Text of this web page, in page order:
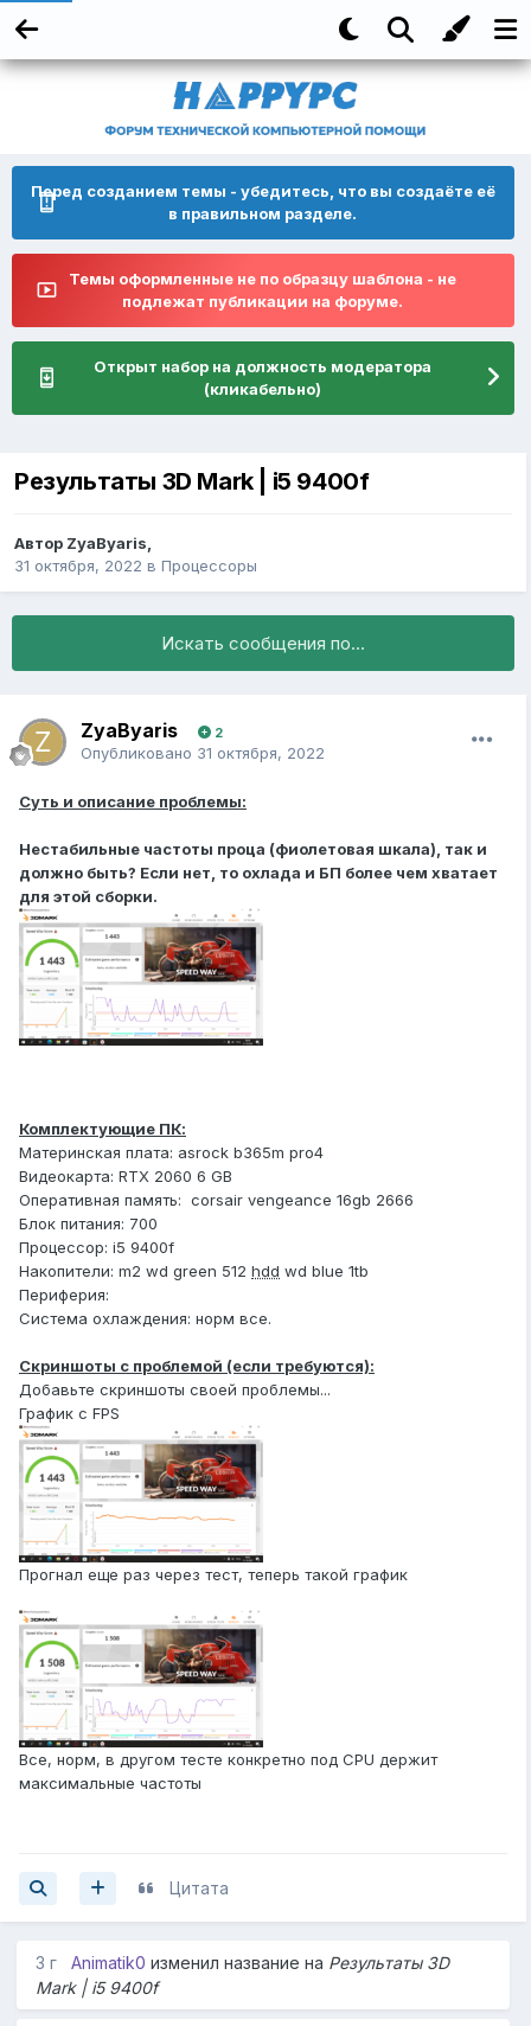
Перед созданием темы - убедитесь, что вы создаёте её
в правильном разделе.
Темы оформленные не по образцу шаблона - не
подлежат публикации на форуме.
Открыт набор на должность модератора
(кликабельно)
Результаты 3D Mark | i5 9400f
Автор ZyaByaris,
31 октября, 2022 в Процессоры
Искать сообщения по...
ZyaByaris 2
Опубликовано 31 октября, 2022
Суть и описание проблемы:
Нестабильные частоты проца (фиолетовая шкала), так и
должно быть? Если нет, то охлада и БП более чем хватает
для этой сборки.
Комплектующие ПК:
Материнская плата: asrock b365m pro4
Видеокарта: RTX 2060 6 GB
Оперативная память: corsair vengeance 16gb 2666
Блок питания: 700
Процессор: i5 9400f
Накопители: m2 wd green 512 hdd wd blue 1tb
Периферия:
Система охлаждения: норм все.
Скриншоты с проблемой (если требуются):
Добавьте скриншоты своей проблемы...
График с FPS
Прогнал еще раз через тест, теперь такой график
Все, норм, в другом тесте конкретно под CPU держит
максимальные частоты
Цитата
3 г Animatik0 изменил название на Результаты 3D
Mark | i5 9400f